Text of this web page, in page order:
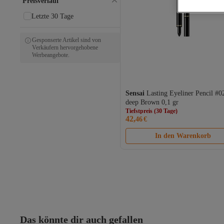
Sensai Lasting Eyeliner Pencil
deep Brown 0,1 gr
Versand Kostenlos
Gratis Versand
Tiefstpreis (30 Tage)
42,46€
In den Warenkorb
Letzte 30 Tage
Gesponserte Artikel sind von
Verkäufern hervorgehobene
Werbeangebote.
Das könnte dir auch gefallen